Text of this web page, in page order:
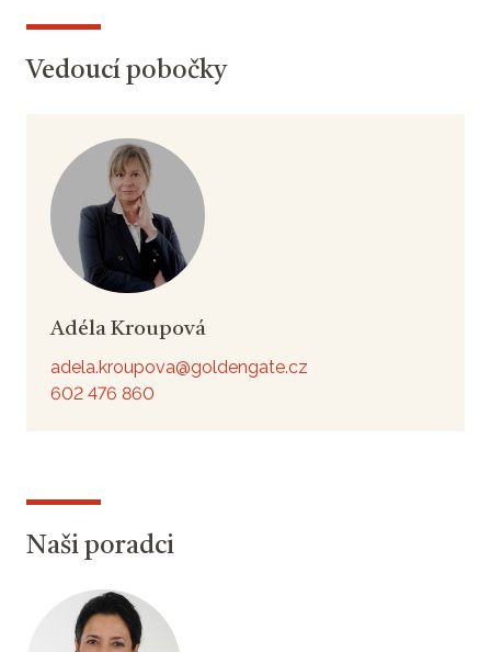
Vedoucí pobočky
Adéla Kroupová
adela.kroupova@goldengate.cz
602 476 860
Naši poradci